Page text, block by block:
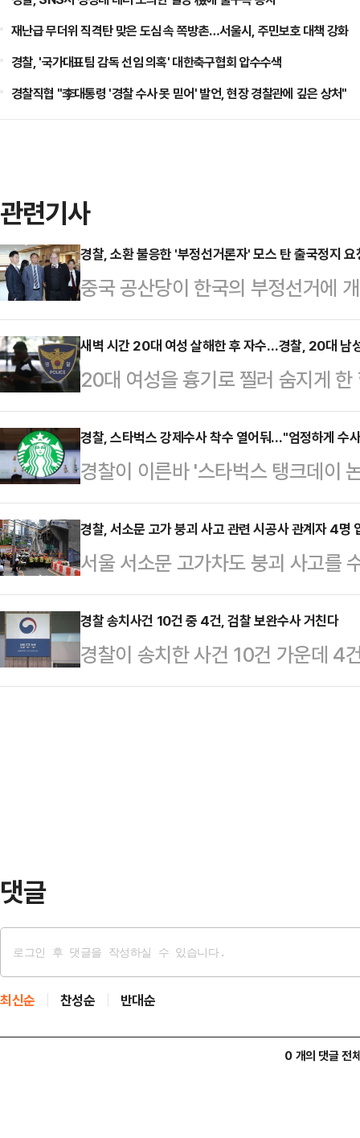
재난급 무더위 직격탄 맞은 도심 속 쪽방촌…서울시, 주민보호 대책 강화
경찰, '국가대표팀 감독 선임 의혹' 대한축구협회 압수수색
경찰직협 "李대통령 '경찰 수사 못 믿어' 발언, 현장 경찰관에 깊은 상처"
관련기사
경찰, 소환 불응한 '부정선거론자' 모스 탄 출국정지 요
중국 공산당이 한국의 부정선거에
탄(단현명) 미국 리버티대 교수에
려졌다.1일 경찰 등에 따르면 서울
교수에 대한 출국정지를 요청했다.
를 뜻한다.탄 교수는 이재명 대통령
원에 수감됐다는 취지의 허위 사실
받는다.탄 교수는 6·3 지방선거 사
부정선거를 감시·검증…
새벽 시간 20대 여성 살해한 후 자수…경찰, 20대 남
20대 여성을 흉기로 찔러 숨지게
다.1일 경찰 등에 따르면 서울 강동
체포해 조사하고 있다.A씨는 이날
성 B씨를 흉기로 찔러 살해한 혐의
다가 이날 오전 5시40분쯤 경찰에
정확한 범행 시각·장소를 비롯한
은 A씨와 피해자가 교제하는 사이
둘 사이 스토킹…
경찰, 스타벅스 강제수사 착수 열어둬…"엄정하게 수
경찰이 이른바 '스타벅스 탱크데이
등에 대한 압수수색 가능성을 열어
찰청장은 이날 서울 종로구 서울경
수사 착수 가능성도 열어두고 있느
다"고 답했다.박 청장은 "국민의 관
겠다"며 모욕 혐의 등과 관련한 법
신세계그룹 회장과 손정현 전 스타
동 등에 관한 특…
경찰, 서소문 고가 붕괴 사고 관련 시공사 관계자 4명
서울 서소문 고가차도 붕괴 사고를
명을 피의자로 입건했다.1일 경찰
서울 종로구 서울경찰청에서 열린
소장급 직원을 비롯한 안전 관리·
했다고 밝혔다.경찰은 고가 붕괴에
경찰 송치사건 10건 중 4건, 검찰 보완수사 거친다
경찰이 송치한 사건 10건 가운데 4
결과가 나왔다.1일 법조계에 따르
댓글
최신순 찬성순 반대순
0 개의 댓글 전